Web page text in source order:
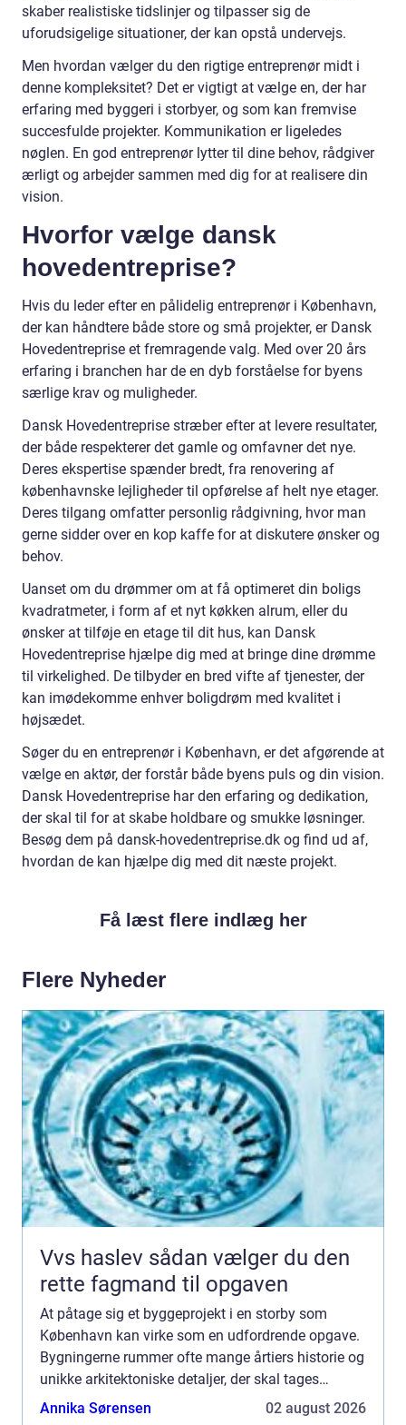
skaber realistiske tidslinjer og tilpasser sig de
uforudsigelige situationer, der kan opstå undervejs.
Men hvordan vælger du den rigtige entreprenør midt i
denne kompleksitet? Det er vigtigt at vælge en, der har
erfaring med byggeri i storbyer, og som kan fremvise
succesfulde projekter. Kommunikation er ligeledes
nøglen. En god entreprenør lytter til dine behov, rådgiver
ærligt og arbejder sammen med dig for at realisere din
vision.
Hvorfor vælge dansk
hovedentreprise?
Hvis du leder efter en pålidelig entreprenør i København,
der kan håndtere både store og små projekter, er Dansk
Hovedentreprise et fremragende valg. Med over 20 års
erfaring i branchen har de en dyb forståelse for byens
særlige krav og muligheder.
Dansk Hovedentreprise stræber efter at levere resultater,
der både respekterer det gamle og omfavner det nye.
Deres ekspertise spænder bredt, fra renovering af
københavnske lejligheder til opførelse af helt nye etager.
Deres tilgang omfatter personlig rådgivning, hvor man
gerne sidder over en kop kaffe for at diskutere ønsker og
behov.
Uanset om du drømmer om at få optimeret din boligs
kvadratmeter, i form af et nyt køkken alrum, eller du
ønsker at tilføje en etage til dit hus, kan Dansk
Hovedentreprise hjælpe dig med at bringe dine drømme
til virkelighed. De tilbyder en bred vifte af tjenester, der
kan imødekomme enhver boligdrøm med kvalitet i
højsædet.
Søger du en entreprenør i København, er det afgørende at
vælge en aktør, der forstår både byens puls og din vision.
Dansk Hovedentreprise har den erfaring og dedikation,
der skal til for at skabe holdbare og smukke løsninger.
Besøg dem på dansk-hovedentreprise.dk og find ud af,
hvordan de kan hjælpe dig med dit næste projekt.
Få læst flere indlæg her
Flere Nyheder
Vvs haslev sådan vælger du den
rette fagmand til opgaven
At påtage sig et byggeprojekt i en storby som
København kan virke som en udfordrende opgave.
Bygningerne rummer ofte mange årtiers historie og
unikke arkitektoniske detaljer, der skal tages
hensyn til. entreprenør Køb...
Annika Sørensen 02 august 2026